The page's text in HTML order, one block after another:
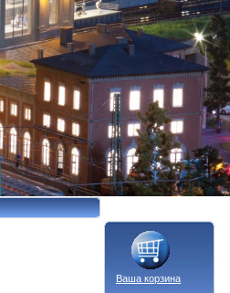
Ваша корзина